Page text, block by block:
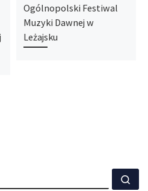
Ogólnopolski Festiwal
Muzyki Dawnej w
Leżajsku